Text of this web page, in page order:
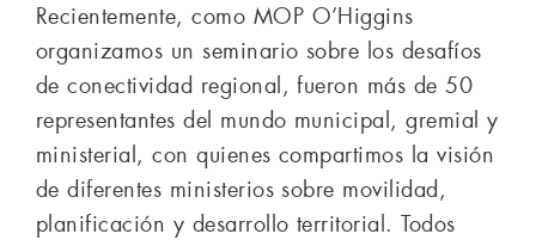
Recientemente, como MOP O’Higgins
organizamos un seminario sobre los desafíos
de conectividad regional, fueron más de 50
representantes del mundo municipal, gremial y
ministerial, con quienes compartimos la visión
de diferentes ministerios sobre movilidad,
planificación y desarrollo territorial. Todos